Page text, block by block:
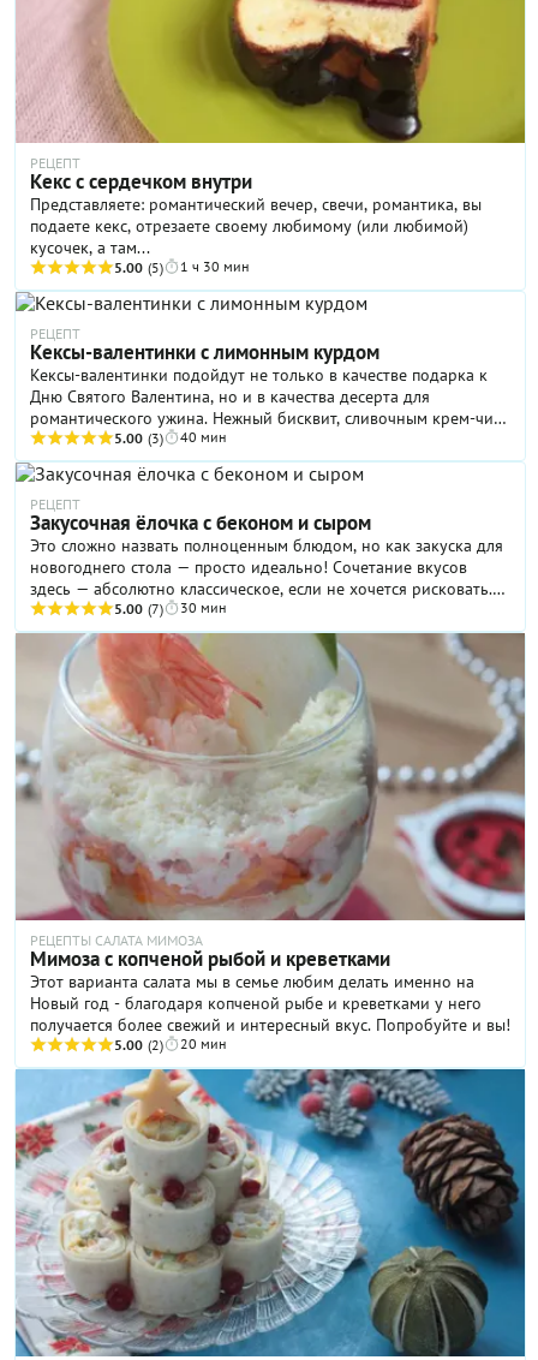
РЕЦЕПТ
Кекс с сердечком внутри
Представляете: романтический вечер, свечи, романтика, вы
подаете кекс, отрезаете своему любимому (или любимой)
кусочек, а там...
5.00 (5) 1 ч 30 мин
РЕЦЕПТ
Кексы-валентинки с лимонным курдом
Кексы-валентинки подойдут не только в качестве подарка к
Дню Святого Валентина, но и в качества десерта для
романтического ужина. Нежный бисквит, сливочным крем-чиз
и яркий лимонный курд - такое сочетание никого не оставит
равнодушным!
5.00 (3) 40 мин
РЕЦЕПТ
Закусочная ёлочка с беконом и сыром
Это сложно назвать полноценным блюдом, но как закуска для
новогоднего стола — просто идеально! Сочетание вкусов
здесь — абсолютно классическое, если не хочется рисковать.
Вы можете добавлять всё, что хотите: использовать твердый
сыр, томатный соус, пряные травы, использовать два вида
мяса, добавить остроту с помощью горчицы или острого
соуса… Эти «елочки» всё равно получатся великолепно!
5.00 (7) 30 мин
РЕЦЕПТЫ САЛАТА МИМОЗА
Мимоза с копченой рыбой и креветками
Этот варианта салата мы в семье любим делать именно на
Новый год - благодаря копченой рыбе и креветками у него
получается более свежий и интересный вкус. Попробуйте и вы!
5.00 (2) 20 мин